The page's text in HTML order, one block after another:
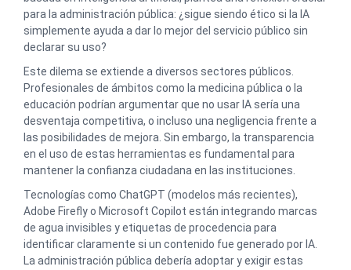
para la administración pública: ¿sigue siendo ético si la IA
simplemente ayuda a dar lo mejor del servicio público sin
declarar su uso?
Este dilema se extiende a diversos sectores públicos.
Profesionales de ámbitos como la medicina pública o la
educación podrían argumentar que no usar IA sería una
desventaja competitiva, o incluso una negligencia frente a
las posibilidades de mejora. Sin embargo, la transparencia
en el uso de estas herramientas es fundamental para
mantener la confianza ciudadana en las instituciones.
Tecnologías como ChatGPT (modelos más recientes),
Adobe Firefly o Microsoft Copilot están integrando marcas
de agua invisibles y etiquetas de procedencia para
identificar claramente si un contenido fue generado por IA.
La administración pública debería adoptar y exigir estas